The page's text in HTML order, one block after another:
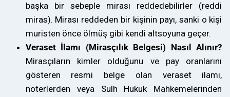
başka bir sebeple mirası reddedebilirler (reddi
miras). Mirası reddeden bir kişinin payı, sanki o kişi
muristen önce ölmüş gibi kendi altsoyuna geçer.
Veraset İlamı (Mirasçılık Belgesi) Nasıl Alınır?
Mirasçıların kimler olduğunu ve pay oranlarını
gösteren resmi belge olan veraset ilamı,
noterlerden veya Sulh Hukuk Mahkemelerinden